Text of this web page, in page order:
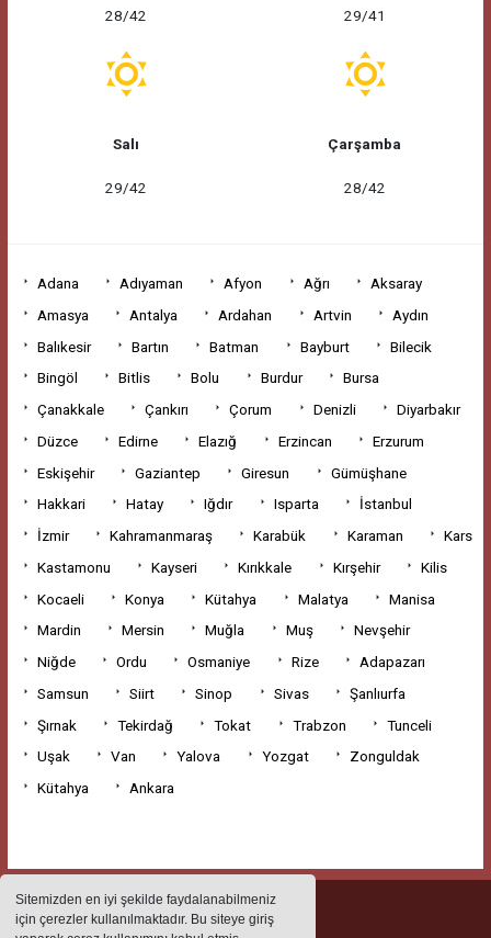
Sitemizden en iyi şekilde faydalanabilmeniz
için çerezler kullanılmaktadır. Bu siteye giriş
28/42 29/41
Salı
29/42
Çarşamba
28/42
Adana Adıyaman Afyon Ağrı
Aksaray
Amasya
Antalya Ardahan Artvin
Aydın
Balıkesir
Bartın Batman Bayburt
Bilecik
Bingöl
Bitlis Bolu Burdur
Bursa
Çanakkale
Çankırı Çorum Denizli
Diyarbakır
Düzce
Edirne Elazığ Erzincan
Erzurum
Eskişehir
Gaziantep Giresun
Gümüşhane
Hakkari
Hatay Iğdır Isparta
İstanbul
İzmir
Kahramanmaraş Karabük Karaman
Kars
Kastamonu
Kayseri Kırıkkale Kırşehir
Kilis
Kocaeli
Konya Kütahya Malatya
Manisa
Mardin
Mersin Muğla Muş
Nevşehir
Niğde
Ordu Osmaniye Rize
Adapazarı
Samsun
Siirt Sinop Sivas
Şanlıurfa
Şırnak
Tekirdağ Tokat Trabzon
Tunceli
Uşak
Van Yalova Yozgat
Zonguldak
Kütahya
Ankara